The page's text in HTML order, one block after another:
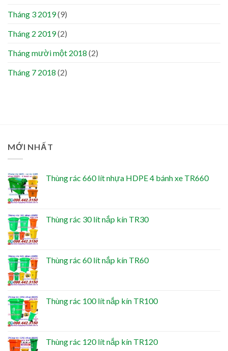
Tháng 3 2019(9)
Tháng 2 2019(2)
Tháng mười một 2018 (2)
Tháng 7 2018 (2)
MỚI NHẤT
Thùng rác 660 lít nhựa HDPE 4 bánh xe TR660
Thùng rác 30 lít nắp kín TR30
Thùng rác 60 lít nắp kín TR60
Thùng rác 100 lít nắp kín TR100
Thùng rác 120 lít nắp kín TR120